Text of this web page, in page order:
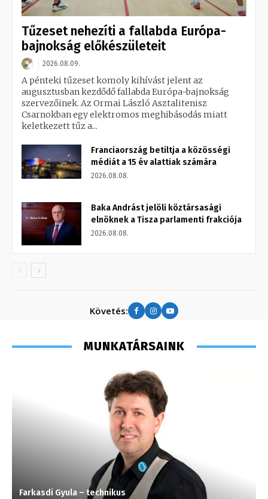
Tűzeset nehezíti a fallabda Európa-
bajnokság előkészületeit
2026.08.09.
A pénteki tűzeset komoly kihívást jelent az
augusztusban kezdődő fallabda Európa-bajnokság
szervezőinek. Az Ormai László Asztalitenisz
Csarnokban egy elektromos meghibásodás miatt
keletkezett tűz a...
Franciaország betiltja a közösségi
médiát a 15 év alattiak számára
2026.08.08.
Baka Andrást jelöli köztársasági
elnöknek a Tisza parlamenti frakciója
2026.08.08.
Követés:
MUNKATÁRSAINK
Farkasdi Gyula – technikus